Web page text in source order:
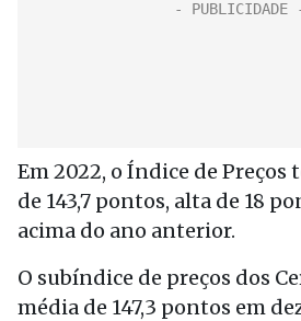
Em 2022, o Índice de Preços
de 143,7 pontos, alta de 18
acima do ano anterior.
O subíndice de preços dos
média de 147,3 pontos em